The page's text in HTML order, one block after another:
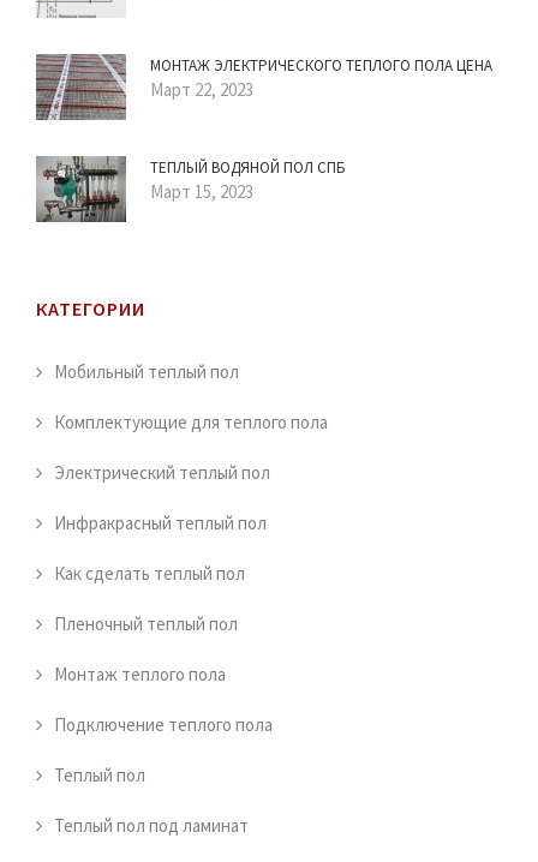
МОНТАЖ ЭЛЕКТРИЧЕСКОГО ТЕПЛОГО ПОЛА ЦЕНА
Март 22, 2023
ТЕПЛЫЙ ВОДЯНОЙ ПОЛ СПБ
Март 15, 2023
КАТЕГОРИИ
Мобильный теплый пол
Комплектующие для теплого пола
Электрический теплый пол
Инфракрасный теплый пол
Как сделать теплый пол
Пленочный теплый пол
Монтаж теплого пола
Подключение теплого пола
Теплый пол
Теплый пол под ламинат